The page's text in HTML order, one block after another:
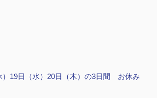
）19日（水）20日（木）の3日間 お休み